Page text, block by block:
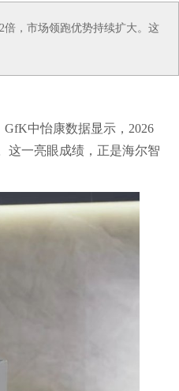
倍，市场领跑优势持续扩大。这
中怡康数据显示，2026
这一亮眼成绩，正是海尔智